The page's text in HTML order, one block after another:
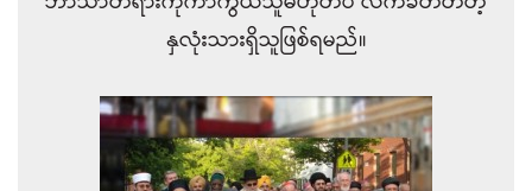
နှလုံးသားရှိသူဖြစ်ရမည်။